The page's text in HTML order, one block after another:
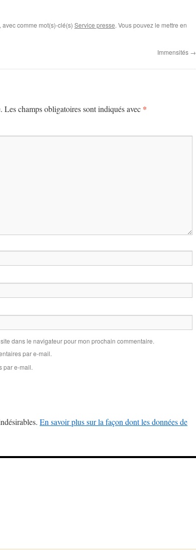
, avec comme mot(s)-clé(s) Service presse. Vous pouvez le mettre en
Immensités →
Les champs obligatoires sont indiqués avec *
dans le navigateur pour mon prochain commentaire.
par e-mail.
par e-mail.
En savoir plus sur la façon dont les données de